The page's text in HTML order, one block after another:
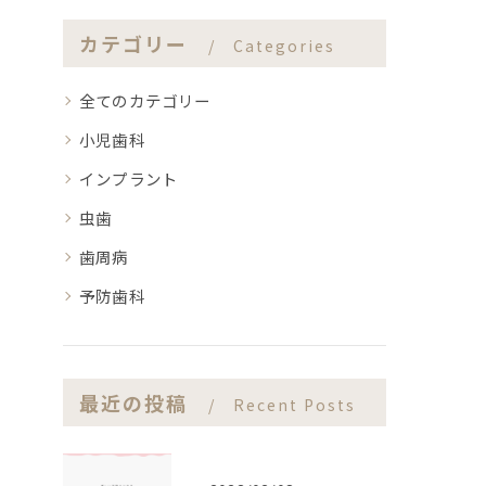
カテゴリー Categories
全てのカテゴリー
小児歯科
インプラント
虫歯
歯周病
予防歯科
最近の投稿 Recent Posts